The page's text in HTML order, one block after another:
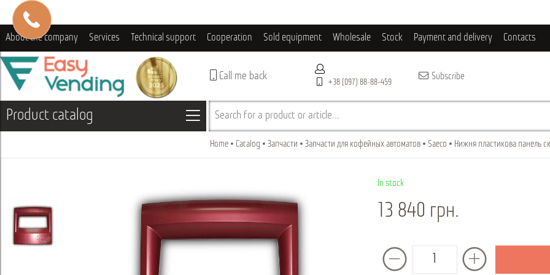
About the company Services Technical support Cooperation Sold equipment Wholesale Stock Payment and delivery Contacts
Call me back
+38 (097) 88-88-459
Subscribe
Product catalog Search for a product or article...
Home Catalog Запчасти Запчасти для кофейных автоматов Saeco Нижня пластикова панель
In stock
13 840 грн.